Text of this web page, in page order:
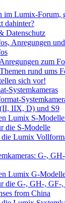
Lumix-Forum,
dahinter?
Datenschutz
Anregungen
zum
rund ums
sich vor!
Systemkameras
IIX, D) und S9
Lumix S-
die S-Modelle
Lumix
G-,
Lumix G-
G-, GH-, GF-,
from China